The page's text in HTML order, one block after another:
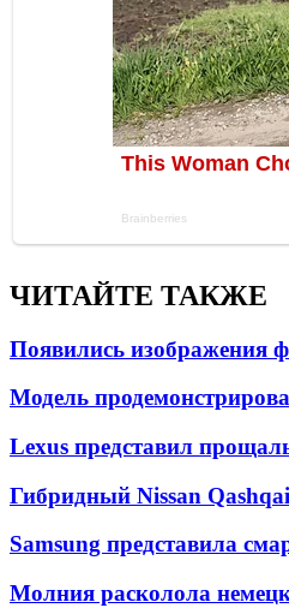
ЧИТАЙТЕ ТАКЖЕ
Появились изображения
Модель
Lexus представил
Гибридный Nissan
Samsung представила
Молния расколола